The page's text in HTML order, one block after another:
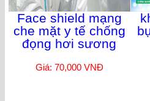
Face shield mạng
che mặt y tế chống
đọng hơi sương
Giá: 70,000 VNĐ